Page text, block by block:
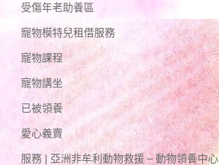
受傷年老助養區
寵物模特兒租借服務
寵物課程
寵物講坐
已被領養
愛心義賣
服務 | 亞洲非牟利動物救援 – 動物領養中心